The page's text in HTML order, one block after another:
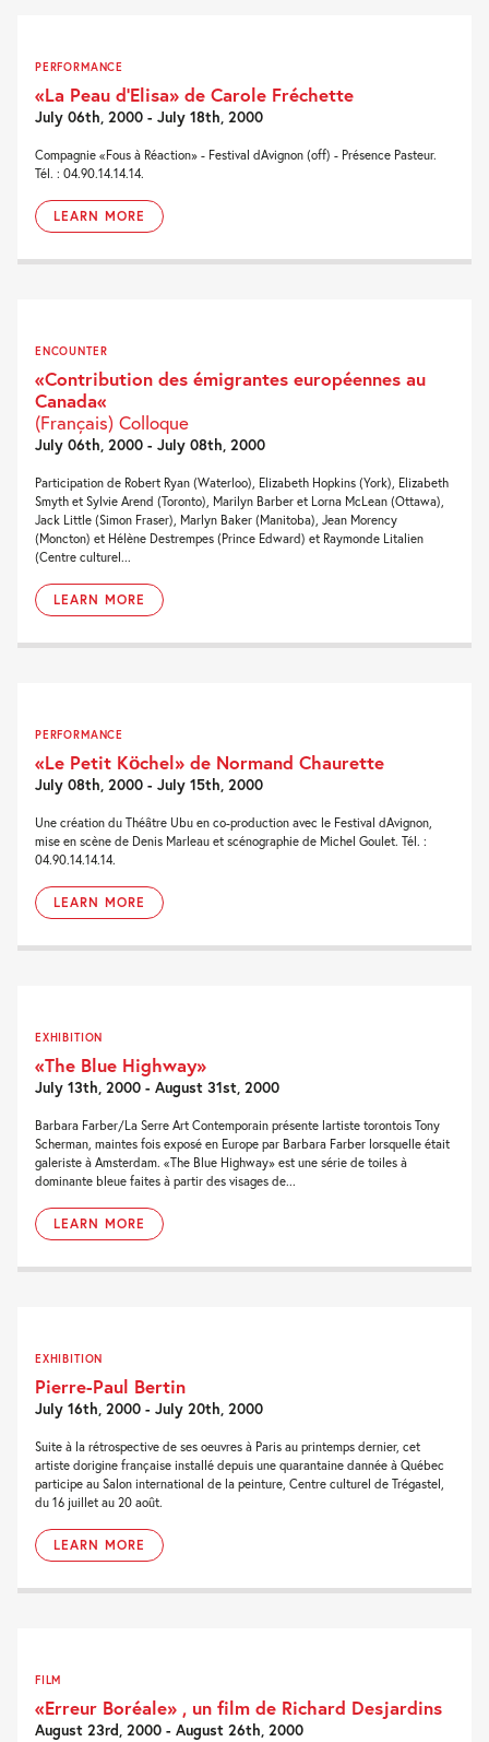
PERFORMANCE
«La Peau d’Elisa» de Carole Fréchette
July 06th, 2000 - July 18th, 2000
Compagnie «Fous à Réaction» - Festival dAvignon (off) - Présence Pasteur.
Tél. : 04.90.14.14.14.
LEARN MORE
ENCOUNTER
«Contribution des émigrantes européennes au
Canada«
(Français) Colloque
July 06th, 2000 - July 08th, 2000
Participation de Robert Ryan (Waterloo), Elizabeth Hopkins (York), Elizabeth
Smyth et Sylvie Arend (Toronto), Marilyn Barber et Lorna McLean (Ottawa),
Jack Little (Simon Fraser), Marlyn Baker (Manitoba), Jean Morency
(Moncton) et Hélène Destrempes (Prince Edward) et Raymonde Litalien
(Centre culturel...
LEARN MORE
PERFORMANCE
«Le Petit Köchel» de Normand Chaurette
July 08th, 2000 - July 15th, 2000
Une création du Théâtre Ubu en co-production avec le Festival dAvignon,
mise en scène de Denis Marleau et scénographie de Michel Goulet. Tél. :
04.90.14.14.14.
LEARN MORE
EXHIBITION
«The Blue Highway»
July 13th, 2000 - August 31st, 2000
Barbara Farber/La Serre Art Contemporain présente lartiste torontois Tony
Scherman, maintes fois exposé en Europe par Barbara Farber lorsquelle était
galeriste à Amsterdam. «The Blue Highway» est une série de toiles à
dominante bleue faites à partir des visages de...
LEARN MORE
EXHIBITION
Pierre-Paul Bertin
July 16th, 2000 - July 20th, 2000
Suite à la rétrospective de ses oeuvres à Paris au printemps dernier, cet
artiste dorigine française installé depuis une quarantaine dannée à Québec
participe au Salon international de la peinture, Centre culturel de Trégastel,
du 16 juillet au 20 août.
LEARN MORE
FILM
«Erreur Boréale» , un film de Richard Desjardins
August 23rd, 2000 - August 26th, 2000